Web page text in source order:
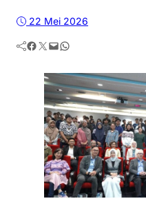
22 Mei 2026
Facebook Twitter Mail WhatsApp